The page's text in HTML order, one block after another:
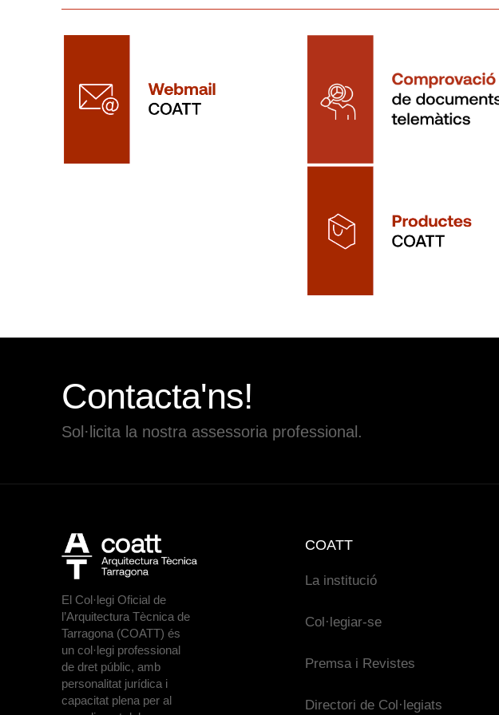
Contacta'ns!
Sol·licita la nostra assessoria professional.
El Col·legi Oficial de
l’Arquitectura Tècnica de
Tarragona (COATT) és
un col·legi professional
de dret públic, amb
personalitat jurídica i
capacitat plena per al
COATT
La institució
Col·legiar-se
Premsa i Revistes
Directori de Col·legiats